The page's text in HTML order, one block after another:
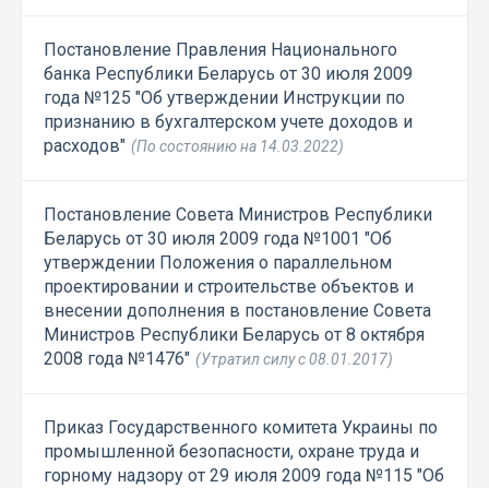
Постановление Правления Национального
банка Республики Беларусь от 30 июля 2009
года №125 "Об утверждении Инструкции по
признанию в бухгалтерском учете доходов и
расходов" (По состоянию на 14.03.2022)
Постановление Совета Министров Республики
Беларусь от 30 июля 2009 года №1001 "Об
утверждении Положения о параллельном
проектировании и строительстве объектов и
внесении дополнения в постановление Совета
Министров Республики Беларусь от 8 октября
2008 года №1476" (Утратил силу с 08.01.2017)
Приказ Государственного комитета Украины по
промышленной безопасности, охране труда и
горному надзору от 29 июля 2009 года №115 "Об